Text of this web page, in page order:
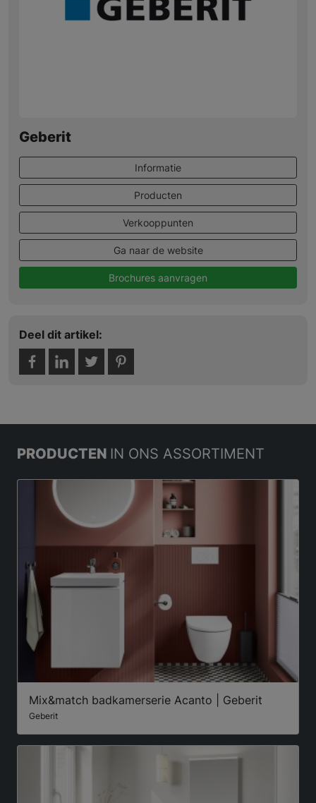
Geberit
Informatie
Producten
Verkooppunten
Ga naar de website
Brochures aanvragen
Deel dit artikel:
PRODUCTEN IN ONS ASSORTIMENT
Mix&match badkamerserie Acanto | Geberit
Geberit